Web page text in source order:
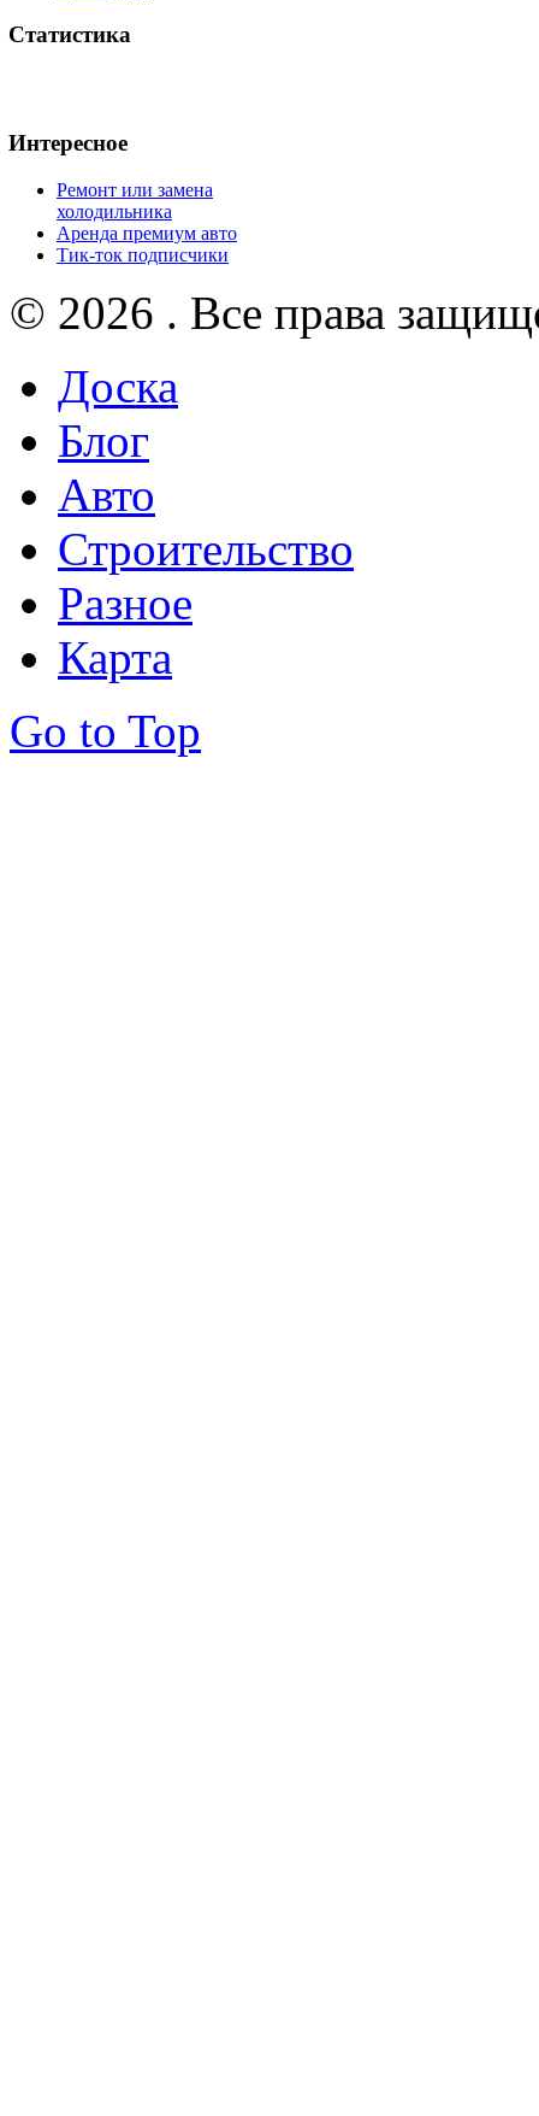
Статистика
Интересное
Ремонт или замена
холодильника
Аренда премиум авто
Тик-ток подписчики
© 2026 . Все права
Доска
Блог
Авто
Строительство
Разное
Карта
Go to Top